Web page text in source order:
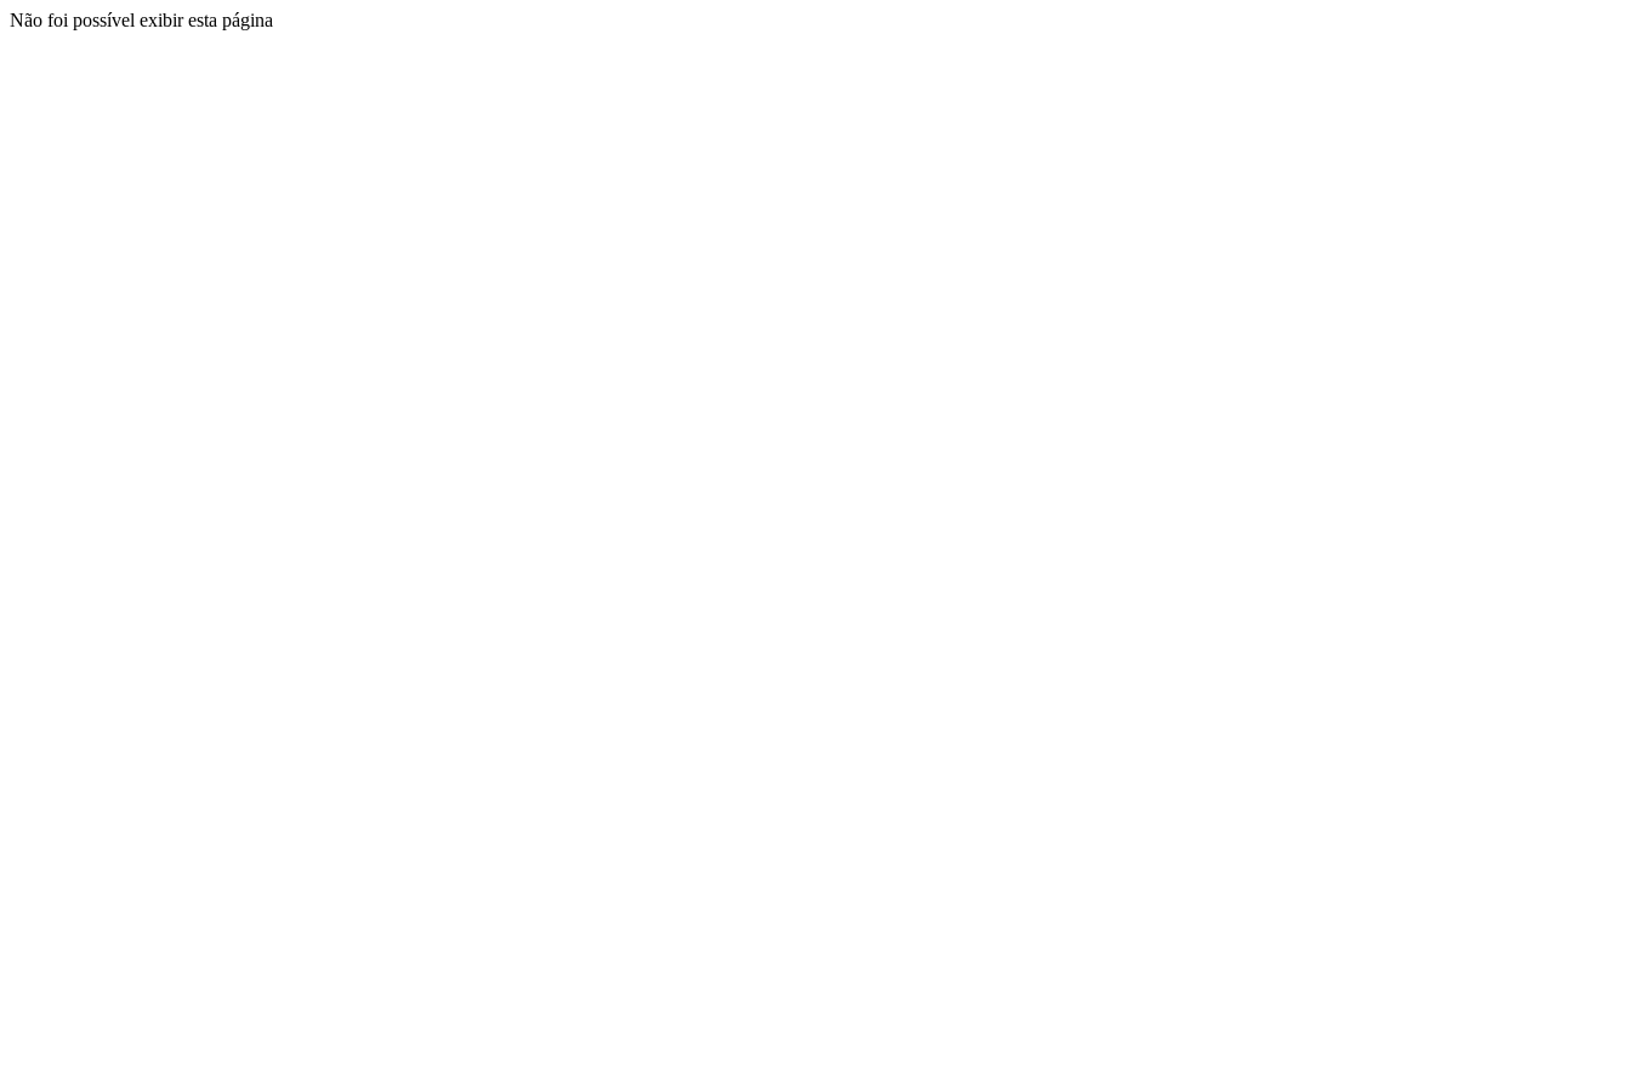
Não foi possível exibir esta página